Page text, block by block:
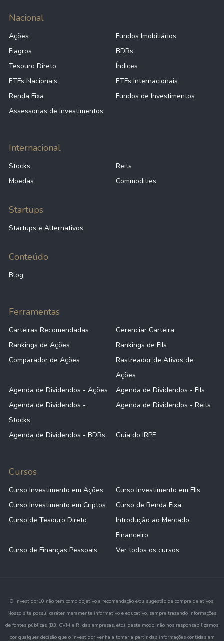
Nacional
Ações
Fundos Imobiliários
Fiagros
BDRs
Tesouro Direto
Índices
ETFs Nacionais
ETFs Internacionais
Renda Fixa
Fundos de Investimentos
Assessorias de Investimentos
Internacional
Stocks
Reits
Moedas
Commodities
Startups
Startups e Alternativos
Conteúdo
Blog
Ferramentas
Carteiras Recomendadas
Gerenciar Carteira
Rankings de Ações
Rankings de FIIs
Comparador de Ações
Rastreador de Ativos de
Ações
Agenda de Dividendos - Ações
Agenda de Dividendos - FIIs
Agenda de Dividendos -
Stocks
Agenda de Dividendos - Reits
Agenda de Dividendos - BDRs Guia do IRPF
Cursos
Curso Investimento em Ações
Curso Investimento em FIIs
Curso Investimento em Criptos
Curso de Renda Fixa
Curso de Tesouro Direto
Introdução ao Mercado
Financeiro
Curso de Finanças Pessoais
Ver todos os cursos
O Investidor10 não tem como objetivo a recomendação e/ou sugestão de compra de ativos.
Nosso site possui caráter meramente informativo e educativo, sempre trazendo informações
de fontes públicas (B3, CVM e RI das empresas, etc.), deste modo, não nos responsabilizamos
por qualquer decisão que o investidor venha a tomar a partir das informações contidas em